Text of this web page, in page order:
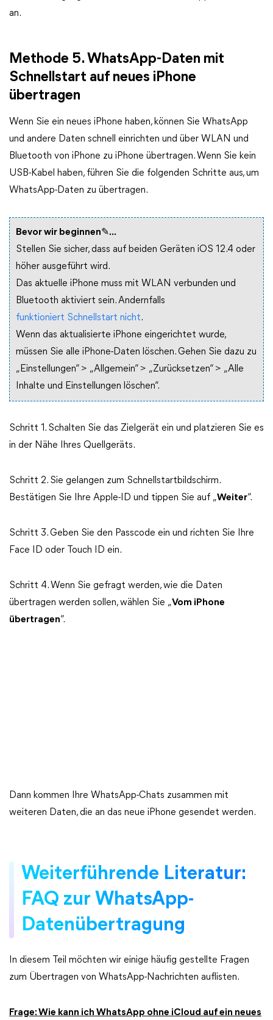
an.
Methode 5. WhatsApp-Daten mit
Schnellstart auf neues iPhone
übertragen
Wenn Sie ein neues iPhone haben, können Sie WhatsApp
und andere Daten schnell einrichten und über WLAN und
Bluetooth von iPhone zu iPhone übertragen. Wenn Sie kein
USB-Kabel haben, führen Sie die folgenden Schritte aus, um
WhatsApp-Daten zu übertragen.
Bevor wir beginnen✎...
Stellen Sie sicher, dass auf beiden Geräten iOS 12.4 oder
höher ausgeführt wird.
Das aktuelle iPhone muss mit WLAN verbunden und
Bluetooth aktiviert sein. Andernfalls
funktioniert Schnellstart nicht.
Wenn das aktualisierte iPhone eingerichtet wurde,
müssen Sie alle iPhone-Daten löschen. Gehen Sie dazu zu
„Einstellungen“ > „Allgemein“ > „Zurücksetzen“ > „Alle
Inhalte und Einstellungen löschen“.
Schritt 1. Schalten Sie das Zielgerät ein und platzieren Sie es
in der Nähe Ihres Quellgeräts.
Schritt 2. Sie gelangen zum Schnellstartbildschirm.
Bestätigen Sie Ihre Apple-ID und tippen Sie auf „Weiter“.
Schritt 3. Geben Sie den Passcode ein und richten Sie Ihre
Face ID oder Touch ID ein.
Schritt 4. Wenn Sie gefragt werden, wie die Daten
übertragen werden sollen, wählen Sie „Vom iPhone
übertragen“.
Dann kommen Ihre WhatsApp-Chats zusammen mit
weiteren Daten, die an das neue iPhone gesendet werden.
Weiterführende Literatur:
FAQ zur WhatsApp-
Datenübertragung
In diesem Teil möchten wir einige häufig gestellte Fragen
zum Übertragen von WhatsApp-Nachrichten auflisten.
Frage: Wie kann ich WhatsApp ohne iCloud auf ein neues